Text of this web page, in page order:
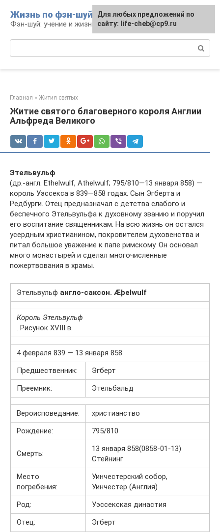
контенту
Жизнь по фэн-шуй
Фэн-шуй: учение и жизнь
Главная » Жития святых
Житие святого благоверного короля Англии
Альфреда Великого
Этельвульф
(др.-англ. Ethelwulf, Athelwulf; 795/810—13 января 858) —
король Уэссекса в 839—858 годах. Сын Эгберта и
Редбурги. Отец предназначал с детства слабого и
беспечного Этельвульфа к духовному званию и поручил
его воспитание священникам. На всю жизнь он остался
усердным христианином, покровителем духовенства и
питал большое уважение к папе римскому. Он основал
много монастырей и сделал многочисленные
пожертвования в храмы.
Этельвульф англо-саксон. Æþelwulf
Король Этельвульф
. Рисунок XVIII в.
4 февраля 839 — 13 января 858
Предшественник:
Эгберт
Преемник:
Этельбальд
Вероисповедание:
христианство
Рождение:
795/810
Смерть:
13 января 858(0858-01-13)
Стейнинг
Место
погребения:
Уинчестерский собор,
Уинчестер (Англия)
Род:
Уэссекская династия
Отец:
Эгберт
Для любых предложений по
сайту: life-cheb@cp9.ru
Для любых предложений по
сайту: life-cheb@cp9.ru